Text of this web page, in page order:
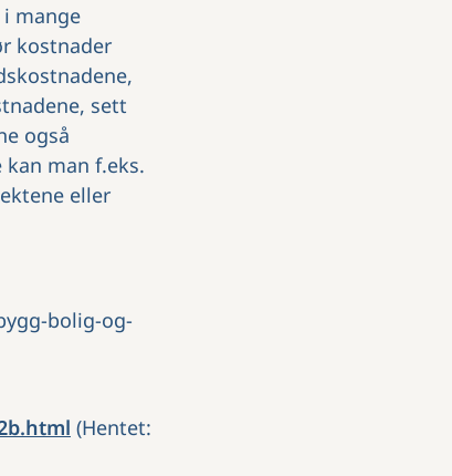
mange
kostnader
sett
også
man f.eks.
eller
bolig-og-
(Hentet: